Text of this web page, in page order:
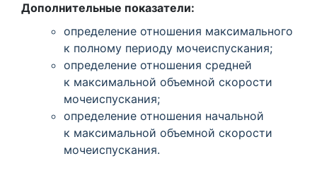
Дополнительные показатели:
определение отношения максимального
к полному периоду мочеиспускания;
определение отношения средней
к максимальной объемной скорости
мочеиспускания;
определение отношения начальной
к максимальной объемной скорости
мочеиспускания.